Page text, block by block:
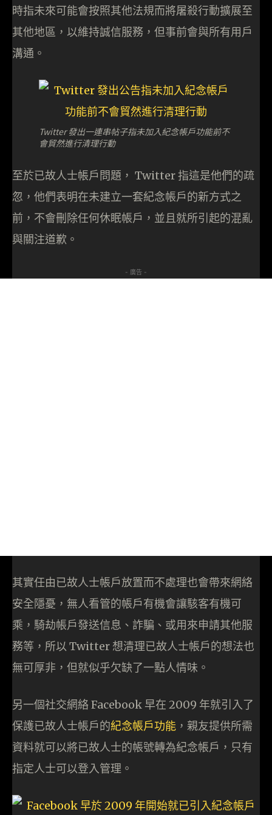
時指未來可能會按照其他法規而將屠殺行動擴展至
其他地區，以維持誠信服務，但事前會與所有用戶
溝通。
Twitter 發出一連串帖子指未加入紀念帳戶功能前不
會貿然進行清理行動
至於已故人士帳戶問題， Twitter 指這是他們的疏
忽，他們表明在未建立一套紀念帳戶的新方式之
前，不會刪除任何休眠帳戶，並且就所引起的混亂
與關注道歉。
- 廣告 -
其實任由已故人士帳戶放置而不處理也會帶來網絡
安全隱憂，無人看管的帳戶有機會讓駭客有機可
乘，騎劫帳戶發送信息、詐騙、或用來申請其他服
務等，所以 Twitter 想清理已故人士帳戶的想法也
無可厚非，但就似乎欠缺了一點人情味。
另一個社交網絡 Facebook 早在 2009 年就引入了
保護已故人士帳戶的紀念帳戶功能 ，親友提供所需
資料就可以將已故人士的帳號轉為紀念帳戶，只有
指定人士可以登入管理。